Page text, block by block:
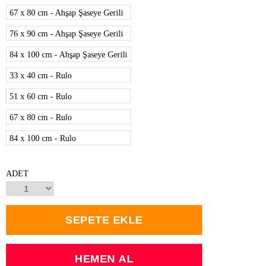
67 x 80 cm - Ahşap Şaseye Gerili
76 x 90 cm - Ahşap Şaseye Gerili
84 x 100 cm - Ahşap Şaseye Gerili
33 x 40 cm - Rulo
51 x 60 cm - Rulo
67 x 80 cm - Rulo
84 x 100 cm - Rulo
ADET